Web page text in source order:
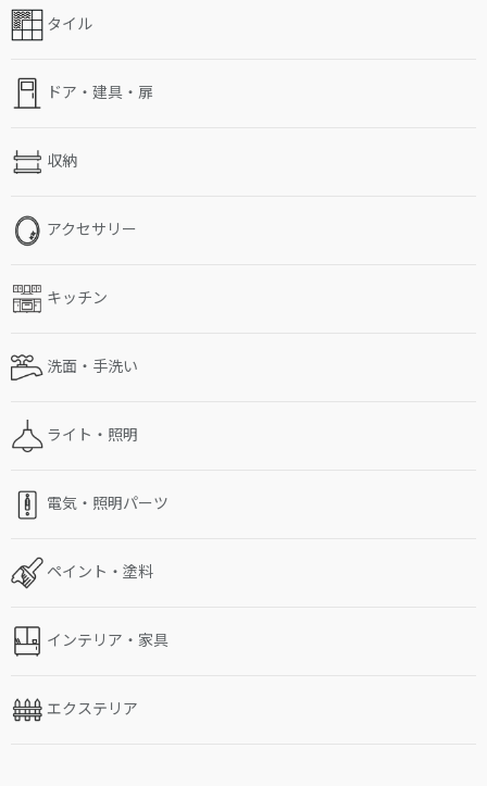
タイル
ドア・建具・扉
収納
アクセサリー
キッチン
洗面・手洗い
ライト・照明
電気・照明パーツ
ペイント・塗料
インテリア・家具
エクステリア